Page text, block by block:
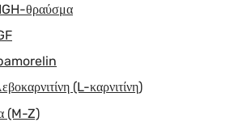
θραύσμα
(L-καρνιτίνη)
(M-Z)